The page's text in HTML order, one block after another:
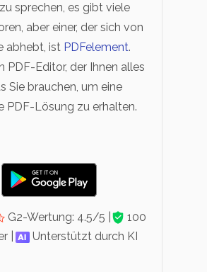
sprechen, es gibt viele
aber einer, der sich von
abhebt, ist PDFelement.
PDF-Editor, der Ihnen alles
Sie brauchen, um eine
PDF-Lösung zu erhalten.
G2-Wertung: 4.5/5 |
100
|
Unterstützt durch KI